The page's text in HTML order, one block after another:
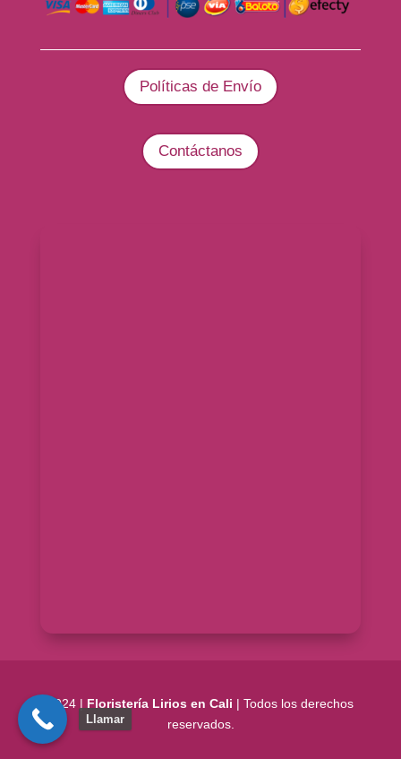
Políticas de Envío
Contáctanos
2024 | Floristería Lirios en Cali | Todos los derechos
reservados.
Llamar